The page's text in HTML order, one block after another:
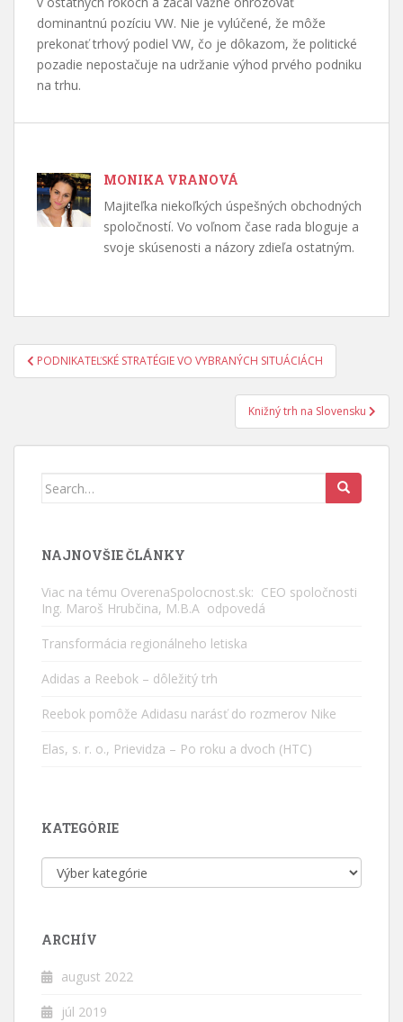
dominantnú pozíciu VW. Nie je vylúčené, že môže
prekonať trhový podiel VW, čo je dôkazom, že politické
pozadie nepostačuje na udržanie výhod prvého podniku
na trhu.
MONIKA VRANOVÁ
Majiteľka niekoľkých úspešných obchodných
spoločností. Vo voľnom čase rada bloguje a
svoje skúsenosti a názory zdieľa ostatným.
Navigácia
v
PODNIKATEĽSKÉ STRATÉGIE VO VYBRANÝCH SITUÁCIÁCH
Knižný trh na Slovensku
Search
NAJNOVŠIE ČLÁNKY
Viac na tému OverenaSpolocnost.sk: CEO spoločnosti
Ing. Maroš Hrubčina, M.B.A odpovedá
Transformácia regionálneho letiska
Adidas a Reebok – dôležitý trh
Reebok pomôže Adidasu narásť do rozmerov Nike
Elas, s. r. o., Prievidza – Po roku a dvoch (HTC)
KATEGÓRIE
Kategórie
ARCHÍV
august 2022
júl 2019